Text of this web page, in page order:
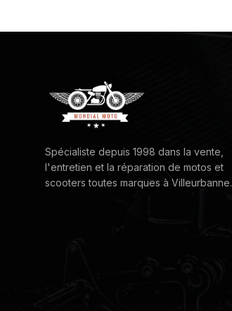
Spécialiste depuis 1998 dans la vente,
l'entretien et la réparation de motos et
scooters toutes marques à Villeurbanne.